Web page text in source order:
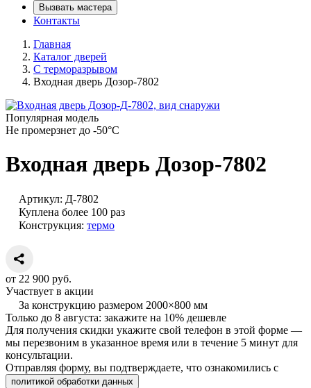
Вызвать мастера
Контакты
Главная
Каталог дверей
С терморазрывом
Входная дверь Дозор-7802
Популярная модель
Не промерзнет до -50°С
Входная дверь Дозор-7802
Артикул: Д-7802
Куплена более 100 раз
Конструкция: термо
от 22 900 руб.
Участвует в акции
За конструкцию размером 2000×800 мм
Только до 8 августа: закажите на 10% дешевле
Для получения скидки укажите свой телефон в этой форме —
мы перезвоним в указанное время или в течение 5 минут для
консультации.
Отправляя форму, вы подтверждаете, что ознакомились с
политикой обработки данных